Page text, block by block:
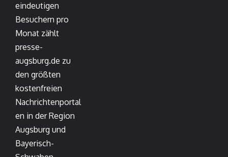
eindeutigen
Besuchern pro
Monat zählt
presse-
augsburg.de zu
den größten
kostenfreien
Nachrichtenportal
en in der Region
Augsburg und
Bayerisch-